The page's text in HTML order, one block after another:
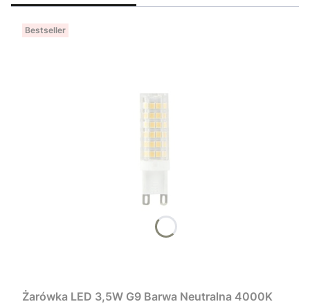
Bestseller
Żarówka LED 3,5W G9 Barwa Neutralna 4000K